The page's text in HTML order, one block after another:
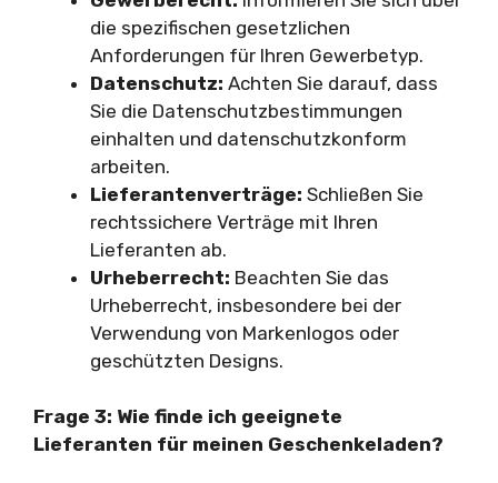
die spezifischen gesetzlichen
Anforderungen für Ihren Gewerbetyp.
Datenschutz: Achten Sie darauf, dass
Sie die Datenschutzbestimmungen
einhalten und datenschutzkonform
arbeiten.
Lieferantenverträge: Schließen Sie
rechtssichere Verträge mit Ihren
Lieferanten ab.
Urheberrecht: Beachten Sie das
Urheberrecht, insbesondere bei der
Verwendung von Markenlogos oder
geschützten Designs.
Frage 3: Wie finde ich geeignete
Lieferanten für meinen Geschenkeladen?